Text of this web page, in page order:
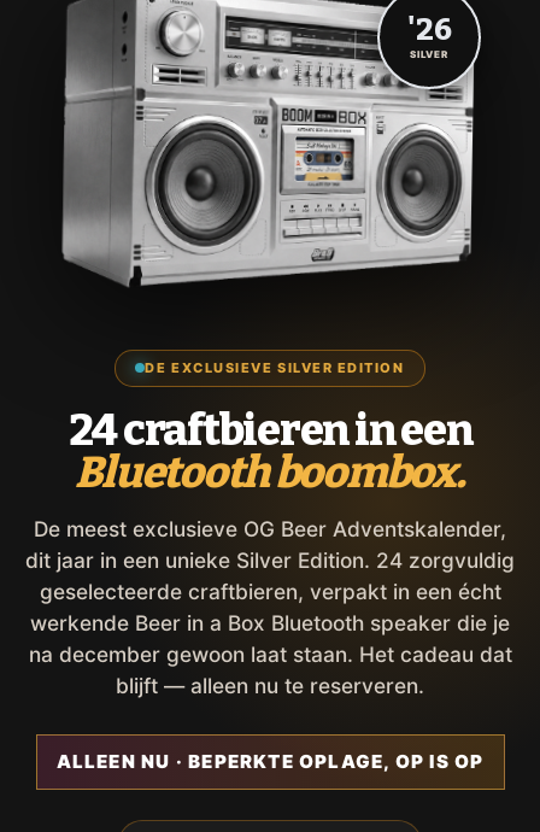
DE EXCLUSIEVE SILVER EDITION
24 craftbieren in een
Bluetooth boombox.
De meest exclusieve OG Beer Adventskalender,
dit jaar in een unieke Silver Edition. 24 zorgvuldig
geselecteerde craftbieren, verpakt in een écht
werkende Beer in a Box Bluetooth speaker die je
na december gewoon laat staan. Het cadeau dat
blijft — alleen nu te reserveren.
ALLEEN NU · BEPERKTE OPLAGE, OP IS OP
'26
SILVER